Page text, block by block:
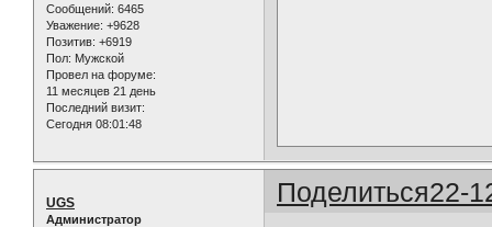
Сообщений: 6465
Уважение: +9628
Позитив: +6919
Пол: Мужской
Провел на форуме:
11 месяцев 21 день
Последний визит:
Сегодня 08:01:48
Поделиться22-
UGS
Администратор